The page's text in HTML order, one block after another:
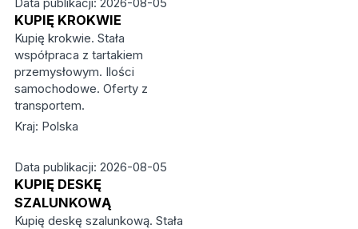
KUPIĘ KROKWIE
Kupię krokwie. Stała
współpraca z tartakiem
przemysłowym. Ilości
samochodowe. Oferty z
transportem.
Kraj: Polska
Data publikacji: 2026-08-05
KUPIĘ DESKĘ
SZALUNKOWĄ
Kupię deskę szalunkową. Stała